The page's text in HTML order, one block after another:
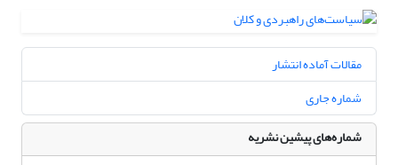
مقالات آماده انتشار
شماره جاری
شماره‌های پیشین نشریه